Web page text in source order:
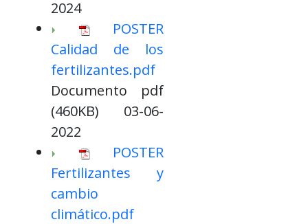
2024
POSTER
Calidad de los
fertilizantes.pdf
Documento pdf
(460KB) 03-06-
2022
POSTER
Fertilizantes y
cambio
climático.pdf